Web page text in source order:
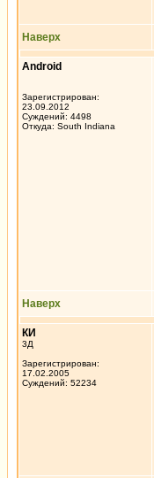
Наверх
Android
Зарегистрирован:
23.09.2012
Суждений: 4498
Откуда: South Indiana
Наверх
КИ
3Д
Зарегистрирован:
17.02.2005
Суждений: 52234